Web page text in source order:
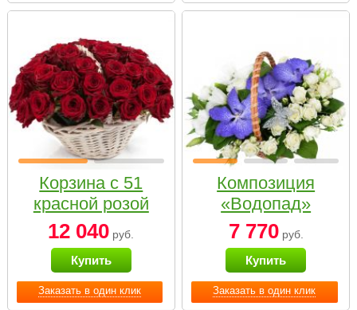
Заказать в один клик
Корзина с 51
красной розой
12 040 руб.
Купить
Заказать в один клик
Композиция
«Водопад»
7 770руб.
Купить